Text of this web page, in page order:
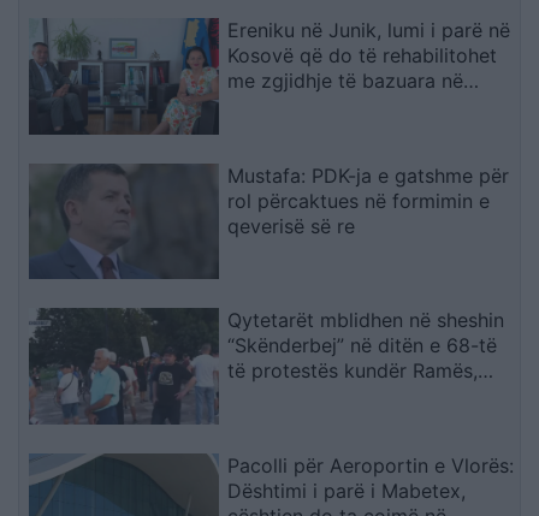
Ereniku në Junik, lumi i parë në
Kosovë që do të rehabilitohet
me zgjidhje të bazuara në
Mustafa: PDK-ja e gatshme për
rol përcaktues në formimin e
qeverisë së re
Qytetarët mblidhen në sheshin
“Skënderbej” në ditën e 68-të
të protestës kundër Ramës,
Pacolli për Aeroportin e Vlorës:
Dështimi i parë i Mabetex,